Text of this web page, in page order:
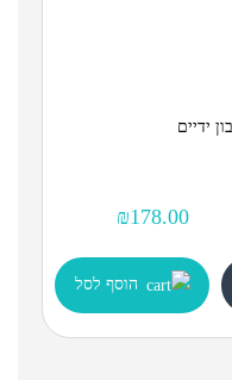
₪178.00
הוסף לסל